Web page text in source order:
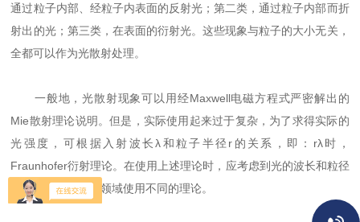
通过粒子内部、经粒子内表面的反射光；第二类，通过粒子内部而折
射出的光；第三类，在表面的衍射光。这些现象与粒子的大小无关，
全都可以作为光散射处理。
一般地，光散射现象可以用经Maxwell电磁方程式严密解出的
Mie散射理论说明。但是，实际使用起来过于复杂，为了求得实际的
光强度，可根据入射波长λ和粒子半径r的关系，即：rλ时，
Fraunhofer衍射理论。在使用上述理论时，应考虑到光的波长和粒径
的关系，在不同的领域使用不同的理论。